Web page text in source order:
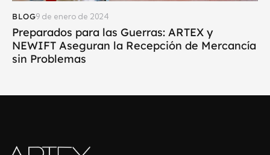
BLOG9 de enero de 2024
Preparados para las Guerras: ARTEX y
NEWIFT Aseguran la Recepción de Mercancía
sin Problemas